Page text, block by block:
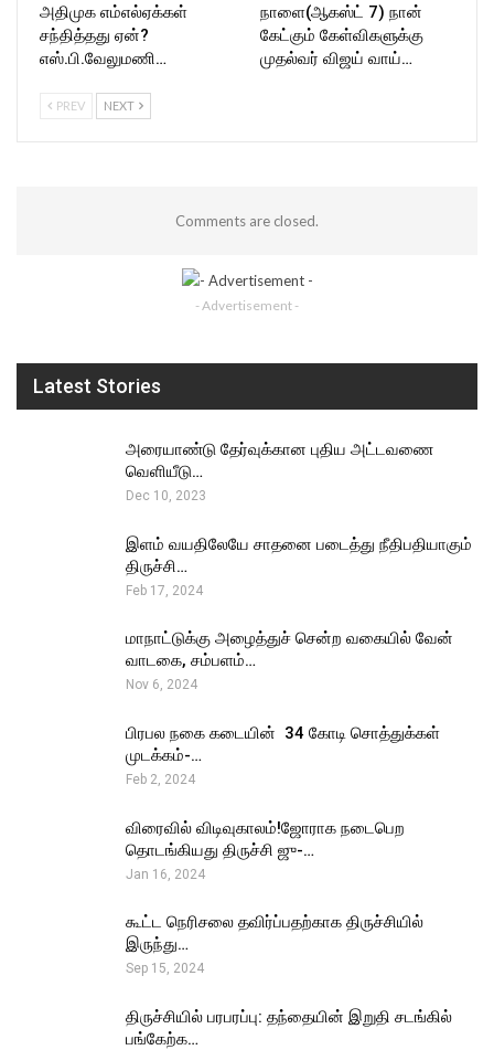
அதிமுக எம்எல்ஏக்கள்
சந்தித்தது ஏன்?
எஸ்.பி.வேலுமணி…
நாளை(ஆகஸ்ட் 7) நான்
கேட்கும் கேள்விகளுக்கு
முதல்வர் விஜய் வாய்…
PREV NEXT
Comments are closed.
- Advertisement -
Latest Stories
அரையாண்டு தேர்வுக்கான புதிய அட்டவணை
வெளியீடு…
Dec 10, 2023
இளம் வயதிலேயே சாதனை படைத்து நீதிபதியாகும்
திருச்சி…
Feb 17, 2024
மாநாட்டுக்கு அழைத்துச் சென்ற வகையில் வேன்
வாடகை, சம்பளம்…
Nov 6, 2024
பிரபல நகை கடையின் ₹ 34 கோடி சொத்துக்கள்
முடக்கம்-…
Feb 2, 2024
விரைவில் விடிவுகாலம்!ஜோராக நடைபெற
தொடங்கியது திருச்சி ஜு-…
Jan 16, 2024
கூட்ட நெரிசலை தவிர்ப்பதற்காக திருச்சியில்
இருந்து…
Sep 15, 2024
திருச்சியில் பரபரப்பு: தந்தையின் இறுதி சடங்கில்
பங்கேற்க…